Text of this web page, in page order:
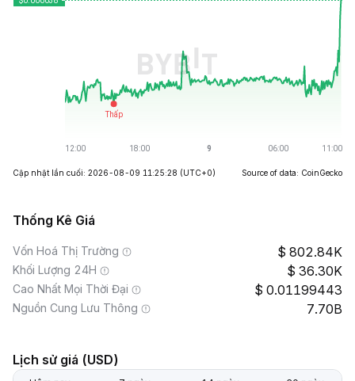
Cập nhật lần cuối: 2026-08-09 11:25:28 (UTC+0) Source of data: CoinGecko
Thống Kê Giá
Vốn Hoá Thị Trường 802.84K
Khối Lượng 24H 36.30K
Cao Nhất Mọi Thời Đại 0.01199443
Nguồn Cung Lưu Thông 7.70B
Lịch sử giá (USD)